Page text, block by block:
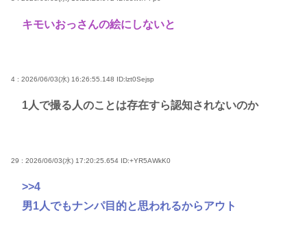
キモいおっさんの絵にしないと
4 : 2026/06/03(水) 16:26:55.148 ID:lzt0Sejsp
1人で撮る人のことは存在すら認知されないのか
29 : 2026/06/03(水) 17:20:25.654 ID:+YR5AWkK0
>>4
男1人でもナンパ目的と思われるからアウト